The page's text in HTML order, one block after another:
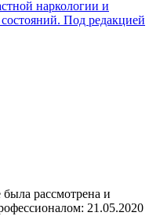
наркологии и
Под редакцией
рассмотрена и
21.05.2020